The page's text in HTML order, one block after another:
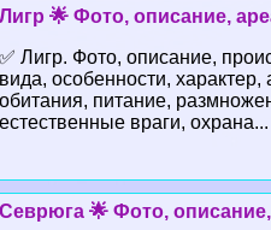
Лигр 🌟 Фото, описание,
✅ Лигр. Фото, описание,
вида, особенности, хаpaктер,
обитания, питание,
естественные враги, охрана...
Севрюга 🌟 Фото,